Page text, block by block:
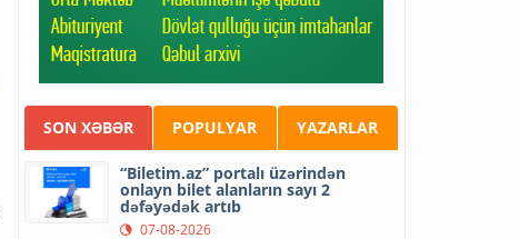
SON XƏBƏR POPULYAR YAZARLAR
“Biletim.az” portalı üzərindən
onlayn bilet alanların sayı 2
dəfəyədək artıb
07-08-2026